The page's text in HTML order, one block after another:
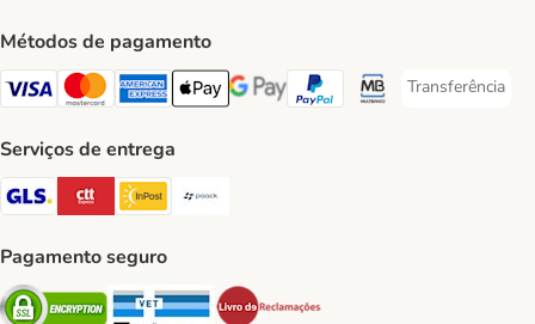
Métodos de pagamento
Visa Payment Method
Mastercard Payment Method
American Express Payment Method
Apple Pay Payment Method
Google Pay Payment Method
PayPal Payment Method
Multibanco Payment
Transferência
Transferência
Serviços de entrega
GLS Shipping Method
CTTExpress Shipping Method
InPost Shipping Method
Pagamento seguro
Security Security